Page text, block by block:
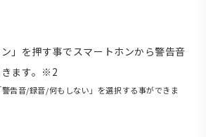
」を押す事でスマートホンから警告音
きます。※2
告音/録音/何もしない」を選択する事ができま